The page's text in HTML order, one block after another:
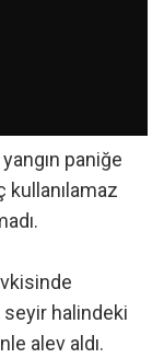
paniğe
kullanılamaz
halindeki
alev aldı.